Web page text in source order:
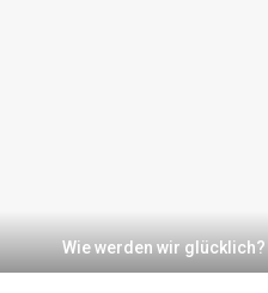
Wie werden wir